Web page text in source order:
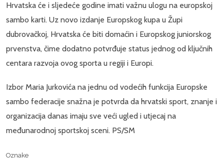
Hrvatska će i sljedeće godine imati važnu ulogu na europskoj
sambo karti. Uz novo izdanje Europskog kupa u Župi
dubrovačkoj, Hrvatska će biti domaćin i Europskog juniorskog
prvenstva, čime dodatno potvrđuje status jednog od ključnih
centara razvoja ovog sporta u regiji i Europi.
Izbor Maria Jurkovića na jednu od vodećih funkcija Europske
sambo federacije snažna je potvrda da hrvatski sport, znanje i
organizacija danas imaju sve veći ugled i utjecaj na
međunarodnoj sportskoj sceni. PS/SM
Oznake